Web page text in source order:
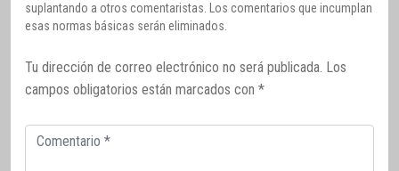
suplantando a otros comentaristas. Los comentarios que incumplan
esas normas básicas serán eliminados.
Tu dirección de correo electrónico no será publicada. Los
campos obligatorios están marcados con *
Comentario